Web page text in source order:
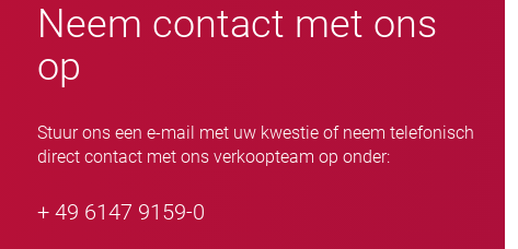
Neem contact met ons
op
Stuur ons een e-mail met uw kwestie of neem telefonisch
direct contact met ons verkoopteam op onder:
+ 49 6147 9159-0